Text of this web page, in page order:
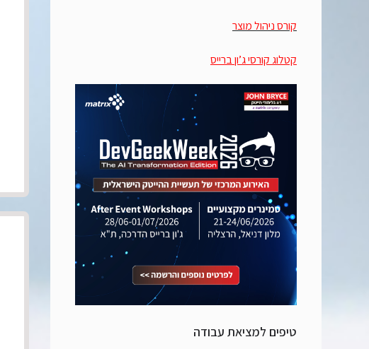
קורס ניהול מוצר
קטלוג קורסי ג’ון ברייס
טיפים למציאת עבודה